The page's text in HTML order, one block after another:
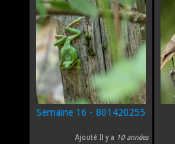
Semaine 16 - 801420255
Ajouté Il y a 10 années